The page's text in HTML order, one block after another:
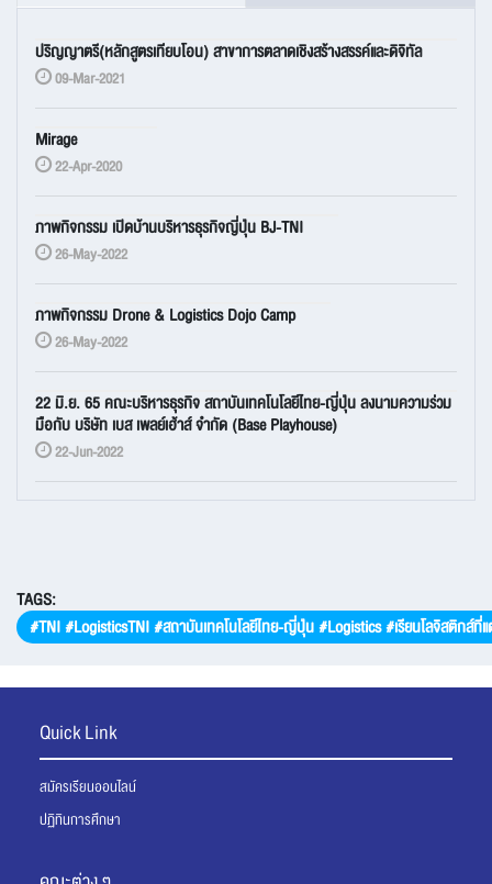
ปริญญาตรี(หลักสูตรเทียบโอน) สาขาการตลาดเชิงสร้างสรรค์และดิจิทัล
09-Mar-2021
Mirage
22-Apr-2020
ภาพกิจกรรม เปิดบ้านบริหารธุรกิจญี่ปุ่น BJ-TNI
26-May-2022
ภาพกิจกรรม Drone & Logistics Dojo Camp
26-May-2022
22 มิ.ย. 65 คณะบริหารธุรกิจ สถาบันเทคโนโลยีไทย-ญี่ปุ่น ลงนามความร่วม
มือกับ บริษัท เบส เพลย์เฮ้าส์ จำกัด (Base Playhouse)
22-Jun-2022
TAGS:
#TNI #LogisticsTNI #สถาบันเทคโนโลยีไทย-ญี่ปุ่น #Logistics #เรียนโลจิสติกส์
Quick Link
สมัครเรียนออนไลน์
ปฏิทินการศึกษา